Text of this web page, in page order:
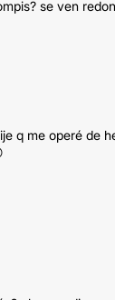
se ven
q me operé de